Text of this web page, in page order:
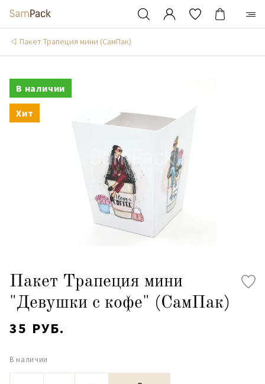
Пакет Трапеция мини (СамПак)
В наличии
Хит
Пакет Трапеция мини
"Девушки с кофе" (СамПак)
35 РУБ.
В наличии